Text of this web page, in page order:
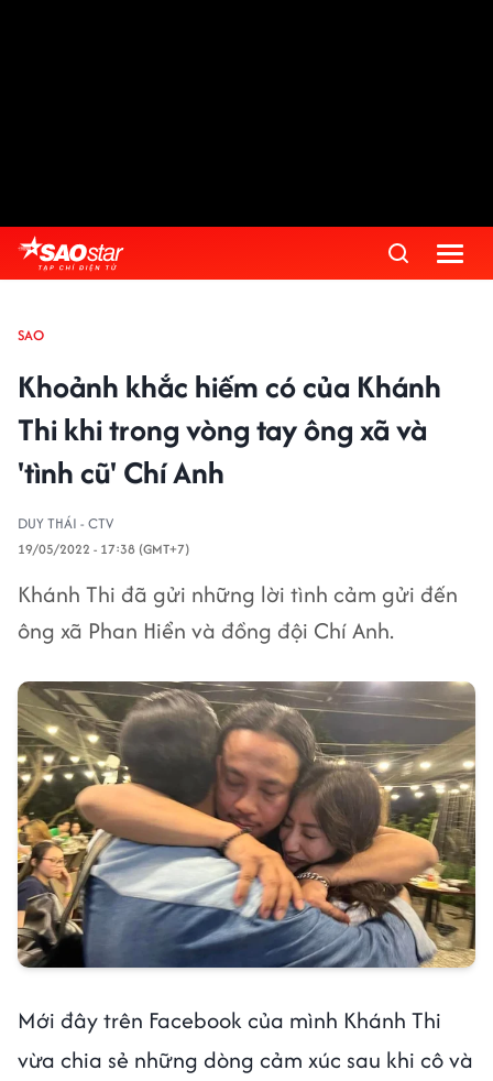
SAO
Khoảnh khắc hiếm có của Khánh
Thi khi trong vòng tay ông xã và
'tình cũ' Chí Anh
DUY THÁI - CTV
19/05/2022 - 17:38 (GMT+7)
Khánh Thi đã gửi những lời tình cảm gửi đến
ông xã Phan Hiển và đồng đội Chí Anh.
Mới đây trên Facebook của mình Khánh Thi
vừa chia sẻ những dòng cảm xúc sau khi cô và